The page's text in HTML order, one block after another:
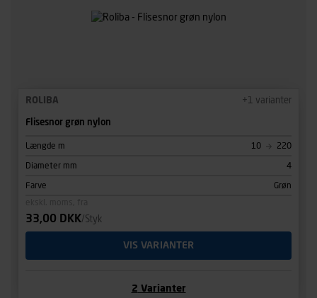
ROLIBA +1 varianter
Flisesnor grøn nylon
Længde m 10 220
Diameter mm 4
Farve
Grøn
33,00 DKK/Styk
VIS VARIANTER
2 Varianter